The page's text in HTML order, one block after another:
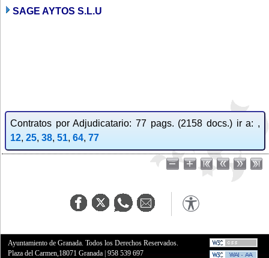
SAGE AYTOS S.L.U
Contratos por Adjudicatario: 77 pags. (2158 docs.) ir a: ,
12, 25, 38, 51, 64, 77
Ayuntamiento de Granada. Todos los Derechos Reservados.
Plaza del Carmen,18071 Granada |958 539 697